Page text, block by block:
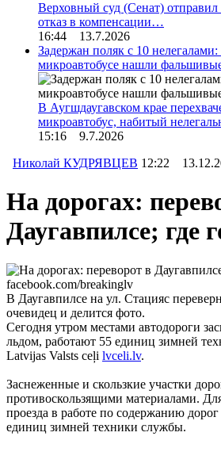
Верховный суд (Сенат) отправил
отказ в компенсации…
16:44 13.7.2026
Задержан поляк с 10
микроавтобусе нашли
В Аугшдаугавском крае
микроавтобус, набитый
15:16 9.7.2026
Николай КУДРЯВЦЕВ 12:22
На дорогах:
Даугавпилсе; где
facebook.com/breakinglv
В Даугавпилсе на ул. Стацияс
очевидец и делится фото.
Сегодня утром местами автодороги
льдом, работают 55 единиц зимней
Latvijas Valsts ceļi lvceli.lv.
Заснеженные и скользкие участки
противоскользящими материалами.
проезда в работе по содержанию дорог
единиц зимней техники службы.